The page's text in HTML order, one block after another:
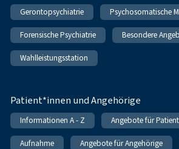
Gerontopsychiatrie Psychosomatische
Forensische Psychiatrie Besondere
Wahlleistungsstation
Patient*innen und Angehörige
Informationen A - Z Angebote für
Aufnahme Angebote für Angehörige